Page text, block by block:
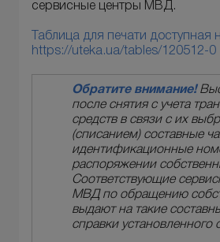
сервисные центры МВД.
Таблица для печати доступная
https://uteka.ua/tables/120512-0
Обратите внимание!
после снятия с учета
средств в связи с их
(списанием) составные
идентификационные
распоряжении
Соответствующие
МВД по обращению
выдают на такие
справки установленного